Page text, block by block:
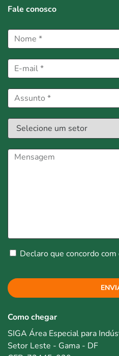
Fale conosco
Declaro que concordo com
Como chegar
SIGA Área Especial para
Setor Leste - Gama - DF